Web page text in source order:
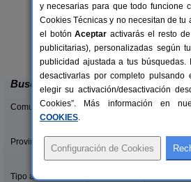
Casa de Las Flores
Sober (Lugo)
Buscar
Comunidades:
Provincias/Islas:
Tipo alquiler:
y necesarias para que todo funcione
Cookies Técnicas y no necesitan de tu
el botónAceptar activarás el resto
publicitarias), personalizadas según
publicidad ajustada a tus búsquedas.
desactivarlas por completo pulsando
elegir su activación/desactivación
Cookies”. Más información en
COOKIES.